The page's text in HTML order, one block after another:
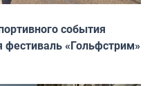
события
«Гольфстрим»